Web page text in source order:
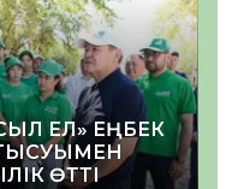
ЕЛ» ЕҢБЕК
ӨТТІ